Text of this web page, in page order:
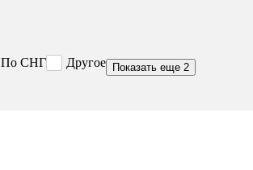
По СНГ Другое Показать еще 2